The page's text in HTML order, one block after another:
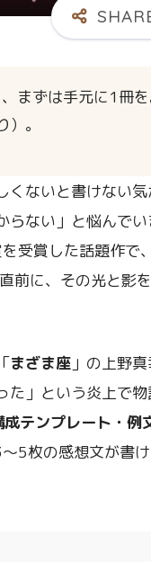
まずは手元に1冊を
。
くないと書けない気
らない」と悩んでい
受賞した話題作で
前に、その光と影
まざま座 」の上野真
た」という炎上で
テンプレート・例
5枚の感想文が書